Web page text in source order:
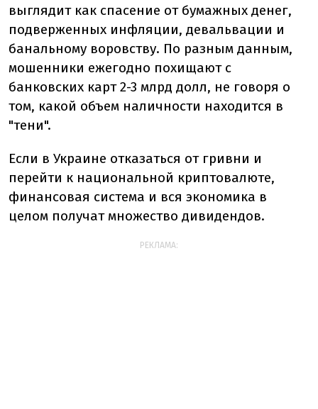
выглядит как спасение от бумажных денег,
подверженных инфляции, девальвации и
банальному воровству. По разным данным,
мошенники ежегодно похищают с
банковских карт 2-3 млрд долл, не говоря о
том, какой объем наличности находится в
"тени".
Если в Украине отказаться от гривни и
перейти к национальной криптовалюте,
финансовая система и вся экономика в
целом получат множество дивидендов.
РЕКЛАМА: